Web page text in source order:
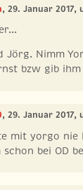
, 29. Januar 2017,
Jörg. Nimm
bzw gib
, 29. Januar 2017,
mit yorgo nie
bei OD